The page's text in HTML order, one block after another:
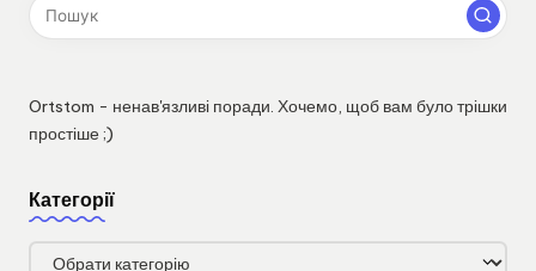
Ortstom - ненав'язливі поради. Хочемо, щоб вам було трішки
простіше ;)
Категорії
Категорії